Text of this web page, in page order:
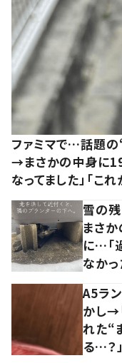
ファミマで…話題の
→まさかの中身に
なってました」「これ
雪の
まさ
に…「
なかっ
A5ラ
かし→
れた“
る…？」